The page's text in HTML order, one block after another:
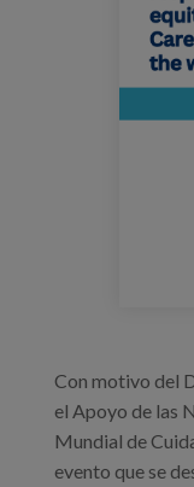
Con motivo del
el Apoyo de las
Mundial de
evento que se